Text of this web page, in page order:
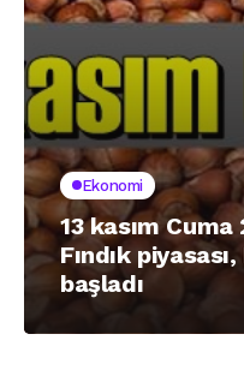
Ekonomi
13 kasım
Fındık
başladı